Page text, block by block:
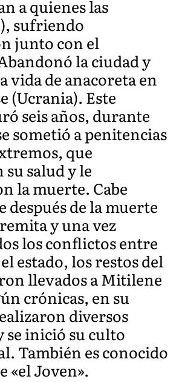
a quienes las
sufriendo
junto con el
la ciudad y
vida de anacoreta en
(Ucrania). Este
seis años, durante
sometió a penitencias
que
salud y le
la muerte. Cabe
después de la muerte
y una vez
los conflictos entre
estado, los restos del
llevados a Mitilene
crónicas, en su
diversos
se inició su culto
También es conocido
«el Joven».